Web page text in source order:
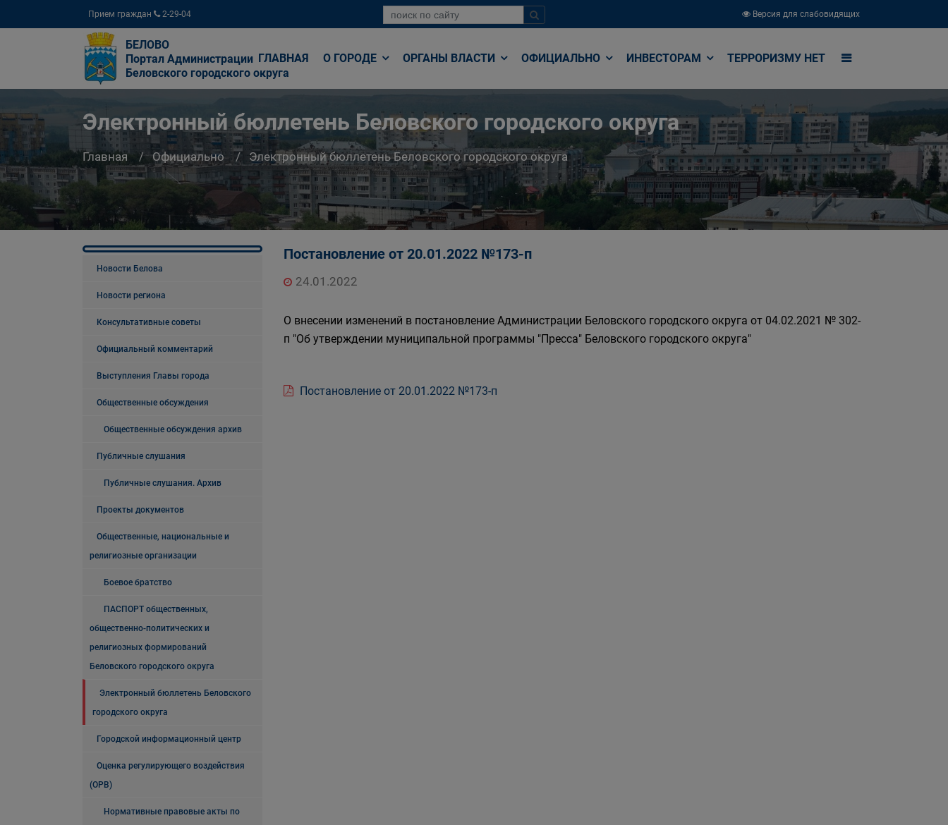
Прием граждан 2-29-04 Версия для слабовидящих
БЕЛОВО
Портал Администрации
Беловского городского округа
ГЛАВНАЯ О ГОРОДЕ ОРГАНЫ ВЛАСТИ ОФИЦИАЛЬНО ИНВЕСТОРАМ ТЕРРОРИЗМУ НЕТ
Электронный бюллетень Беловского городского округа
Главная Официально Электронный бюллетень Беловского городского округа
Новости Белова
Новости региона
Консультативные советы
Официальный комментарий
Выступления Главы города
Общественные обсуждения
Общественные обсуждения архив
Публичные слушания
Публичные слушания. Архив
Проекты документов
Общественные, национальные и
религиозные организации
Боевое братство
ПАСПОРТ общественных,
общественно-политических и
религиозных формирований
Беловского городского округа
Электронный бюллетень Беловского
городского округа
Городской информационный центр
Оценка регулирующего воздействия
(ОРВ)
Нормативные правовые акты по
Постановление от 20.01.2022 №173-п
24.01.2022
О внесении изменений в постановление Администрации Беловского городского округа от 04.02.2021 № 302-
п "Об утверждении муниципальной программы "Пресса" Беловского городского округа"
Постановление от 20.01.2022 №173-п